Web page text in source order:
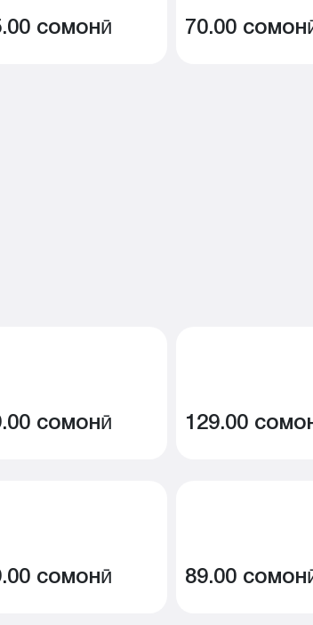
сомонӣ 70.00
сомонӣ 129.00
сомонӣ 89.00